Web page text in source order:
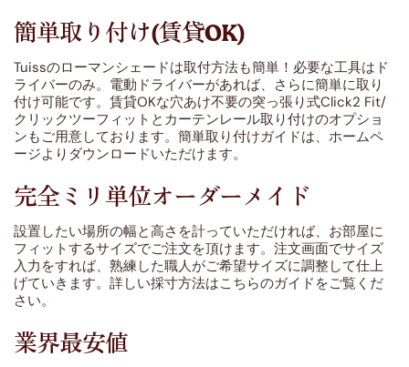
簡単取り付け(賃貸OK)
Tuissのローマンシェードは取付方法も簡単！必要な工具はド
ライバーのみ。電動ドライバーがあれば、さらに簡単に取り
付け可能です。賃貸OKな穴あけ不要の突っ張り式Click2 Fit/
クリックツーフィットとカーテンレール取り付けのオプショ
ンもご用意しております。簡単取り付けガイドは、ホームペ
ージよりダウンロードいただけます。
完全ミリ単位オーダーメイド
設置したい場所の幅と高さを計っていただければ、お部屋に
フィットするサイズでご注文を頂けます。注文画面でサイズ
入力をすれば、熟練した職人がご希望サイズに調整して仕上
げていきます。詳しい採寸方法はこちらのガイドをご覧くだ
さい。
業界最安値